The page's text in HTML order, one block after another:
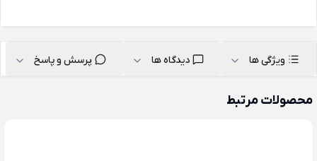
ویژگی ها دیدگاه ها پرسش و پاسخ
محصولات مرتبط